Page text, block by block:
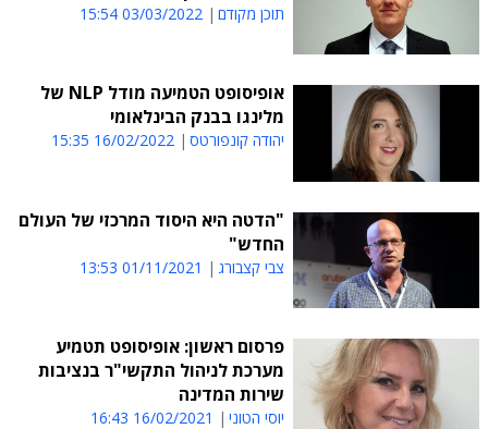
תוכן מקודם 03/03/2022 15:54
אופיסופט הטמיעה מודל NLP של
מלינגו בבנק הבינלאומי
יהודה קונפורטס 16/02/2022 15:35
"הדטה היא היסוד המרכזי של העולם
החדש"
צבי קצבורג 01/11/2021 13:53
פרסום ראשון: אופיסופט תטמיע
מערכת לניהול התקשי"ר בנציבות
שירות המדינה
יוסי הטוני 16/02/2021 16:43